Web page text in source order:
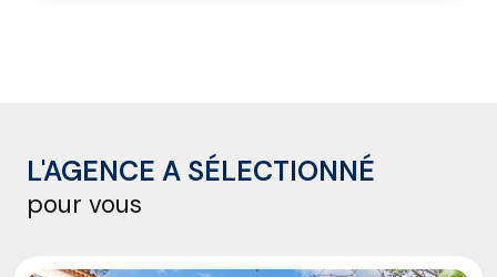
L'AGENCE A SÉLECTIONNÉ
pour vous